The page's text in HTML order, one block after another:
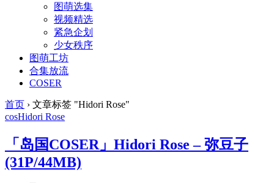
图萌选集
视频精选
紧急企划
少女秩序
图萌工坊
合集放流
COSER
首页 › 文章标签 "Hidori Rose"
cosHidori Rose
「岛国COSER」Hidori Rose – 弥豆子
(31P/44MB)